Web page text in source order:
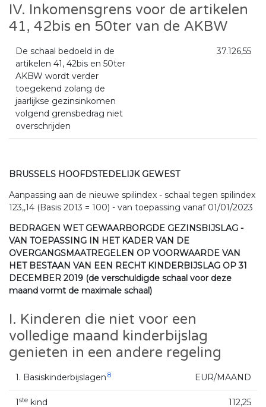
IV. Inkomensgrens voor de artikelen
41, 42bis en 50ter van de AKBW
De schaal bedoeld in de
artikelen 41, 42bis en 50ter
AKBW wordt verder
toegekend zolang de
jaarlijkse gezinsinkomen
volgend grensbedrag niet
overschrijden
37.126,55
BRUSSELS HOOFDSTEDELIJK GEWEST
Aanpassing aan de nieuwe spilindex - schaal tegen spilindex
123,,14 (Basis 2013 = 100) - van toepassing vanaf 01/01/2023
BEDRAGEN WET GEWAARBORGDE GEZINSBIJSLAG -
VAN TOEPASSING IN HET KADER VAN DE
OVERGANGSMAATREGELEN OP VOORWAARDE VAN
HET BESTAAN VAN EEN RECHT KINDERBIJSLAG OP 31
DECEMBER 2019 (de verschuldigde schaal voor deze
maand vormt de maximale schaal)
I. Kinderen die niet voor een
volledige maand kinderbijslag
genieten in een andere regeling
1. Basiskinderbijslagen 8 EUR/MAAND
1stekind 112,25